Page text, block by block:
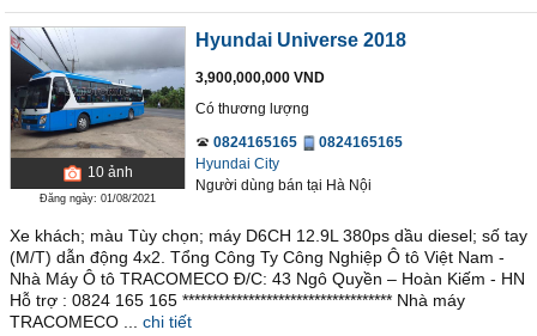
10ảnh
Đăng ngày: 01/08/2021
Hyundai Universe 2018
3,900,000,000 VND
Có thương lượng
0824165165
0824165165
Hyundai City
Người dùng bán tại Hà Nội
Xe khách; màu Tùy chọn; máy D6CH 12.9L 380ps dầu diesel; số tay
(M/T) dẫn động 4x2. Tổng Công Ty Công Nghiệp Ô tô Việt Nam -
Nhà Máy Ô tô TRACOMECO Đ/C: 43 Ngô Quyền – Hoàn Kiếm - HN
Hỗ trợ : 0824 165 165 *********************************** Nhà máy
TRACOMECO ...
chi tiết